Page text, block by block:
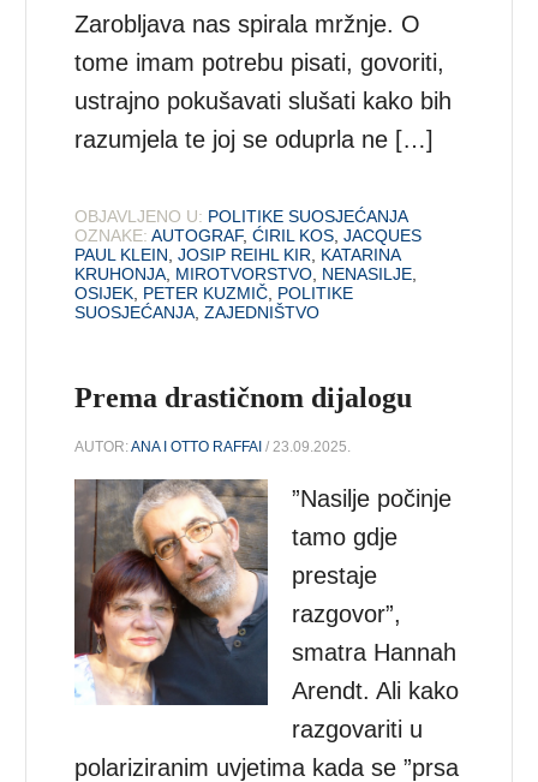
Zarobljava nas spirala mržnje. O
tome imam potrebu pisati, govoriti,
ustrajno pokušavati slušati kako bih
razumjela te joj se oduprla ne […]
OBJAVLJENO U: POLITIKE SUOSJEĆANJA
OZNAKE: AUTOGRAF,ĆIRIL KOS ,JACQUES
PAUL KLEIN ,JOSIP REIHL KIR
KATARINA
KRUHONJA MIROTVORSTVO NENASILJE
OSIJEK PETER KUZMIČ POLITIKE
SUOSJEĆANJA ,ZAJEDNIŠTVO
Prema drastičnom dijalogu
AUTOR:ANA I OTTO RAFFAI / 23.09.2025.
”Nasilje počinje
tamo gdje
prestaje
razgovor”,
smatra Hannah
Arendt. Ali kako
razgovariti u
polariziranim uvjetima kada se ”prsa